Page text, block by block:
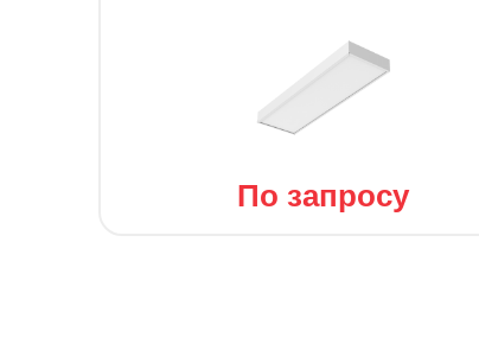
По запросу